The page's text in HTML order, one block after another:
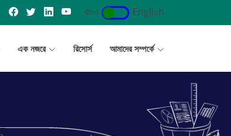
বাংলা English
এক নজরে রিসোর্স আমাদের সম্পর্কে